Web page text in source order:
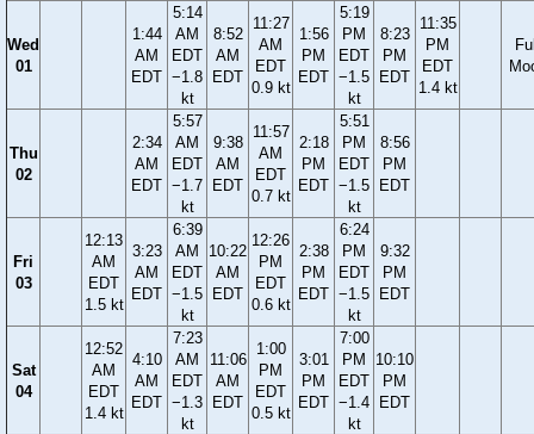
Wed
01
1:44
AM
EDT
5:14
AM
EDT
−1.8
kt
8:52
AM
EDT
11:27
AM
EDT
0.9 kt
1:56
PM
EDT
5:19
PM
EDT
−1.5
kt
8:23
PM
EDT
11:35
PM
EDT
1.4 kt
Thu
02
2:34
AM
EDT
5:57
AM
EDT
−1.7
kt
9:38
AM
EDT
11:57
AM
EDT
0.7 kt
2:18
PM
EDT
5:51
PM
EDT
−1.5
kt
8:56
PM
EDT
Fri
03
12:13
AM
EDT
1.5 kt
3:23
AM
EDT
6:39
AM
EDT
−1.5
kt
10:22
AM
EDT
12:26
PM
EDT
0.6 kt
2:38
PM
EDT
6:24
PM
EDT
−1.5
kt
9:32
PM
EDT
Sat
04
12:52
AM
EDT
1.4 kt
4:10
AM
EDT
7:23
AM
EDT
−1.3
kt
11:06
AM
EDT
1:00
PM
EDT
0.5 kt
3:01
PM
EDT
7:00
PM
EDT
−1.4
kt
10:10
PM
EDT